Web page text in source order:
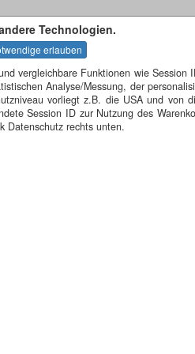
Technologien.
vergleichbare Funktionen wie
Analyse/Messung, der
vorliegt z.B. die USA und
Session ID zur Nutzung des
Datenschutz rechts unten.